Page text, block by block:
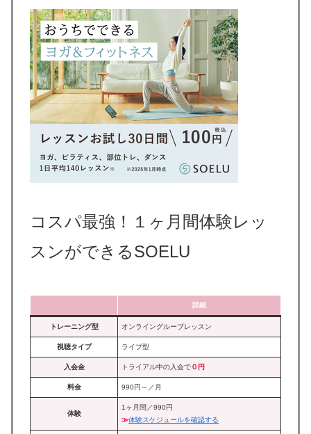
コスパ最強！ １ヶ月間体験レッ
スンができるSOELU
詳細
トレーニング型 オンライングループレッスン
視聴タイプ ライブ型
入会金 トライアル中の入会で０円
料金 990円～／月
体験
1ヶ月間／990円
≫体験スケジュールを確認する